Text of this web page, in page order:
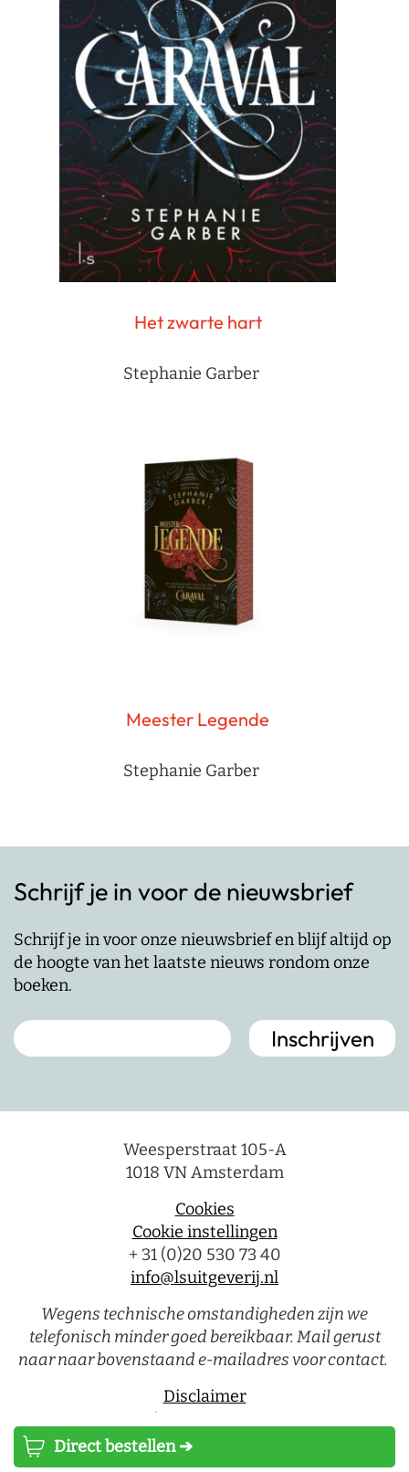
Direct bestellen ➔
Het zwarte hart
Stephanie Garber
Meester Legende
Stephanie Garber
Schrijf je in voor de nieuwsbrief
Schrijf je in voor onze nieuwsbrief en blijf altijd op
de hoogte van het laatste nieuws rondom onze
boeken.
Weesperstraat 105-A
1018 VN Amsterdam
Cookies
Cookie instellingen
+ 31 (0)20 530 73 40
info@lsuitgeverij.nl
Wegens technische omstandigheden zijn we
telefonisch minder goed bereikbaar. Mail gerust
naar naar bovenstaand e-mailadres voor contact.
Disclaimer
Privacystatement
Luitingh-Sijthoff © 2026